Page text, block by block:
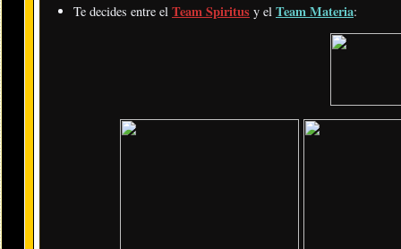
Te decides entre el Team Spiritus y el Team Materia: